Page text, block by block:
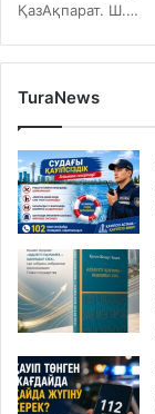
ҚазАқпарат. Ш.…
TuraNews